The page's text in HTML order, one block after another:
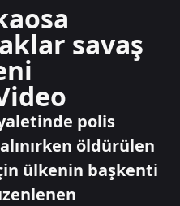
savaş
polis
öldürülen
ülkenin başkenti